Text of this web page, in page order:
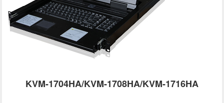
KVM-1704HA/KVM-1708HA/KVM-1716HA